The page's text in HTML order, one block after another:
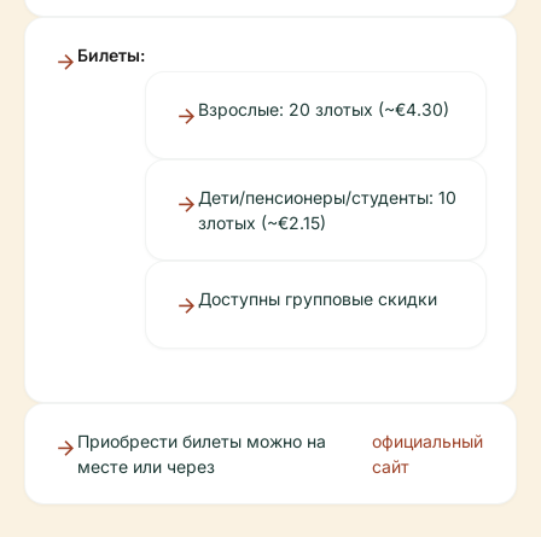
Билеты:
Взрослые: 20 злотых (~€4.30)
Дети/пенсионеры/студенты: 10
злотых (~€2.15)
Доступны групповые скидки
Приобрести билеты можно на
месте или через
официальный
сайт